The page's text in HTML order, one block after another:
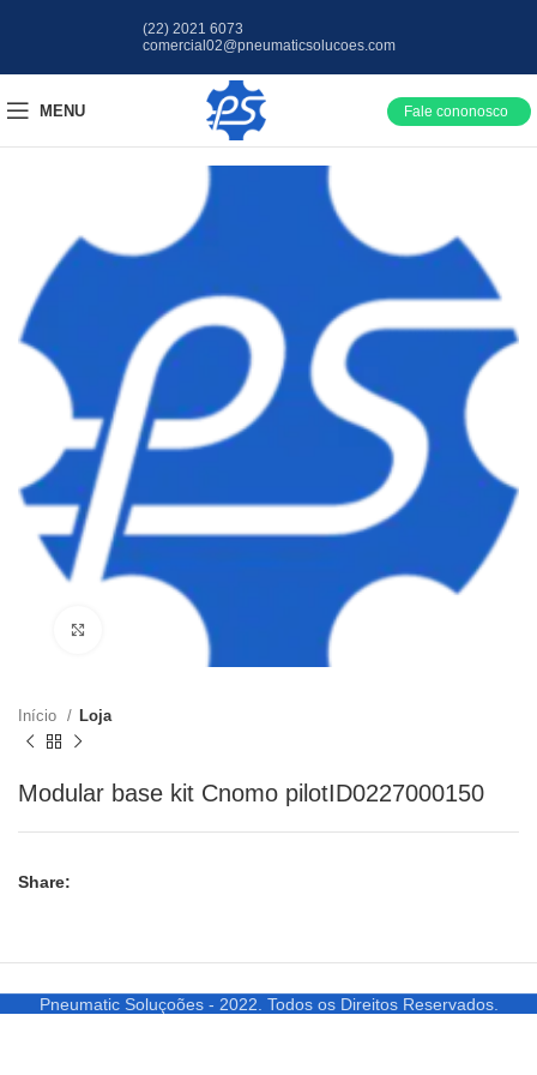
(22) 2021 6073
comercial02@pneumaticsolucoes.com
MENU Fale cononosco
Clique para ampliar
Início Loja
Modular base kit Cnomo pilotID0227000150
Share:
Pneumatic Soluçoões - 2022. Todos os Direitos Reservados.